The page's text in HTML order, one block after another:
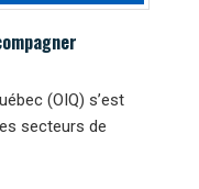
(OIQ) s’est
secteurs de